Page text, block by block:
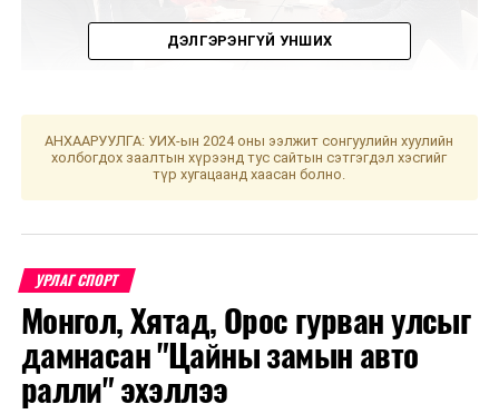
Уулзалтаар Польш болон Монголын өв соёл, ахуй
МҮОНТ, "Дэлхийн морьтнууд" төслийн хамтран
бүтээсэн "Зөн дагасан монгол адуу" баримтат киног
долоодугаар сарын 13-нд Дэлхийн адууны өдрөөр
Польш улсын үзэгчдийн хүртээл болгоно.
ДЭЛГЭРЭНГҮЙ УНШИХ
АНХААРУУЛГА: УИХ-ын 2024 оны ээлжит сонгуулийн хуулийн
холбогдох заалтын хүрээнд тус сайтын сэтгэгдэл хэсгийг
түр хугацаанд хаасан болно.
УРЛАГ СПОРТ
Монгол, Хятад, Орос гурван улсыг
дамнасан "Цайны замын авто
ралли" эхэллээ